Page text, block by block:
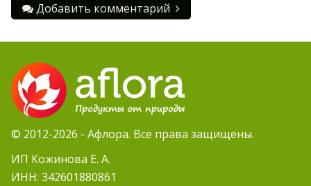
Добавить комментарий
© 2012-2026 - Афлора. Все права защищены.
ИП Кожинова Е. А.
ИНН: 342601880861